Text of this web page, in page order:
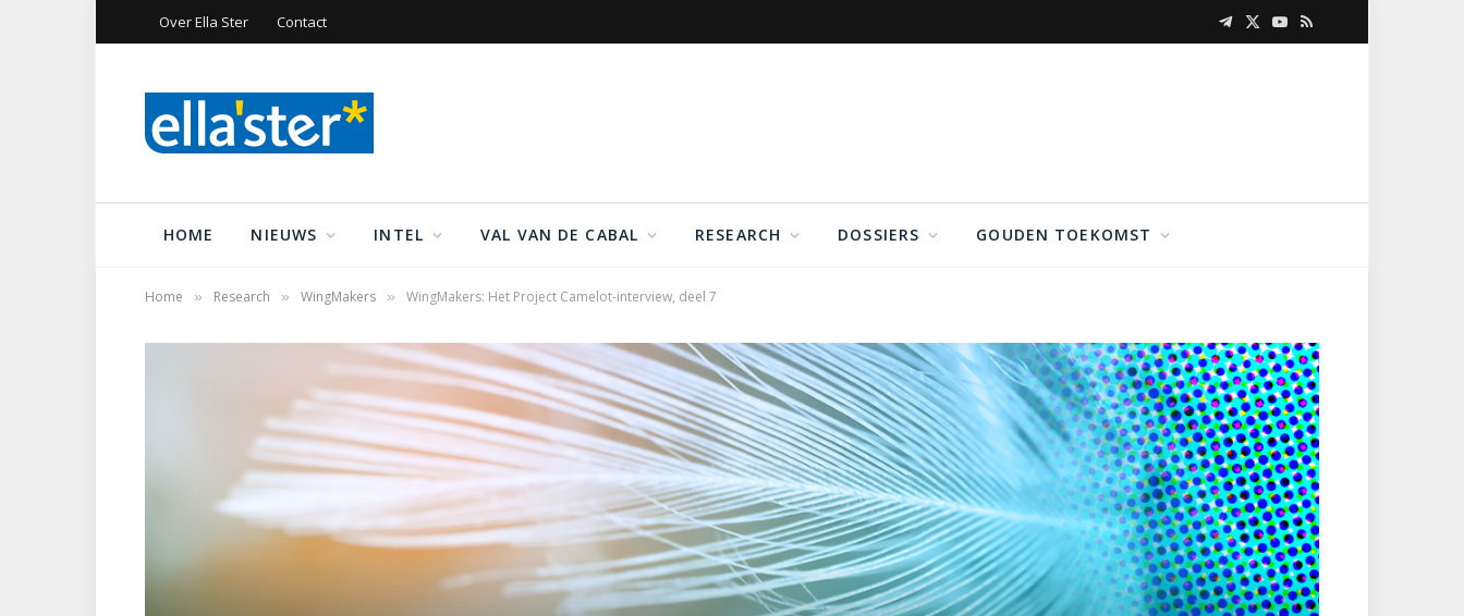
Over Ella Ster Contact Telegram
X
YouTube
RSS
HOME NIEUWS INTEL VAL VAN DE CABAL RESEARCH DOSSIERS GOUDEN TOEKOMST
Home » Research » WingMakers » WingMakers: Het Project Camelot-interview, deel 7